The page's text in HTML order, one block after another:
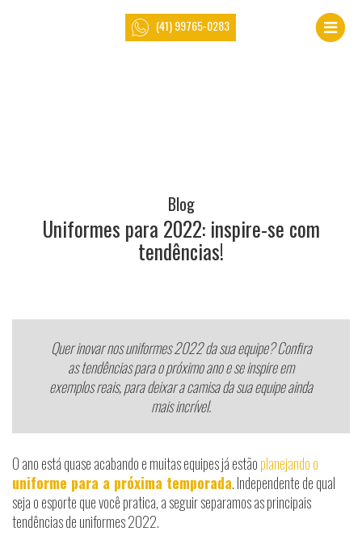
(41) 99765-0283
Blog
Uniformes para 2022: inspire-se com
tendências!
Quer inovar nos uniformes 2022 da sua equipe? Confira
as tendências para o próximo ano e se inspire em
exemplos reais, para deixar a camisa da sua equipe ainda
mais incrível.
O ano está quase acabando e muitas equipes já estãoplanejando o
uniforme para a próxima temporada. Independente de qual
seja o esporte que você pratica, a seguir separamos as principais
tendências de uniformes 2022.